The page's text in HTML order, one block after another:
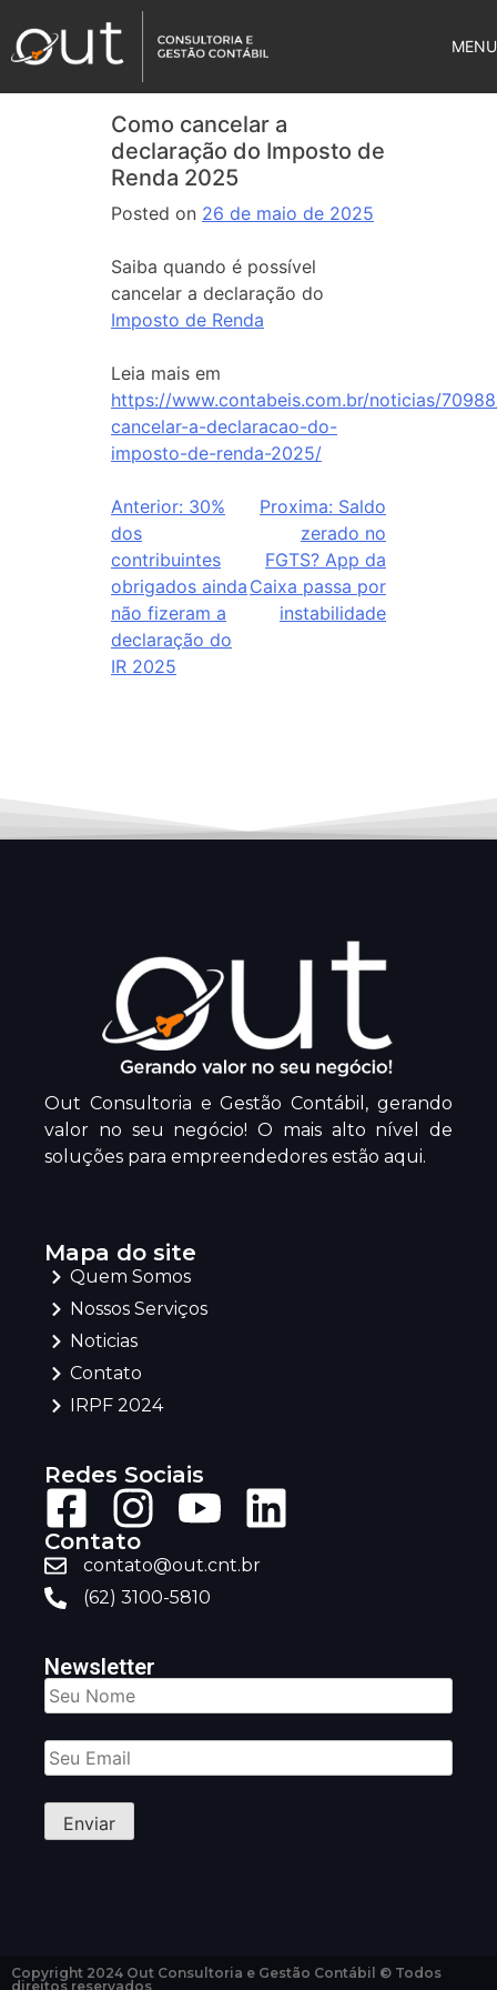
MENU
Como cancelar a
declaração do Imposto de
Renda 2025
Posted on 26 de maio de 2025
Saiba quando é possível
cancelar a declaração do
Imposto de Renda
Leia mais em
https://www.contabeis.com.br/noticias/
cancelar-a-declaracao-do-
imposto-de-renda-2025/
Anterior: 30%
dos
contribuintes
obrigados ainda
não fizeram a
declaração do
IR 2025
Proxima: Saldo
zerado no
FGTS? App da
Caixa passa por
instabilidade
Out Consultoria e Gestão Contábil, gerando
valor no seu negócio! O mais alto nível de
soluções para empreendedores estão aqui.
Mapa do site
Quem Somos
Nossos Serviços
Noticias
Contato
IRPF 2024
Redes Sociais
Contato
contato@out.cnt.br
(62) 3100-5810
Newsletter
Copyright 2024 Out Consultoria e Gestão Contábil © Todos
direitos reservados